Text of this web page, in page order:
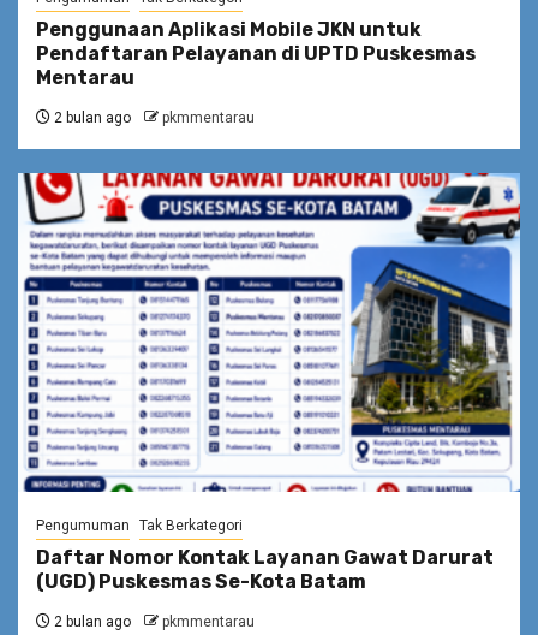
Penggunaan Aplikasi Mobile JKN untuk
Pendaftaran Pelayanan di UPTD Puskesmas
Mentarau
2 bulan ago pkmmentarau
Pengumuman Tak Berkategori
Daftar Nomor Kontak Layanan Gawat Darurat
(UGD) Puskesmas Se-Kota Batam
2 bulan ago pkmmentarau